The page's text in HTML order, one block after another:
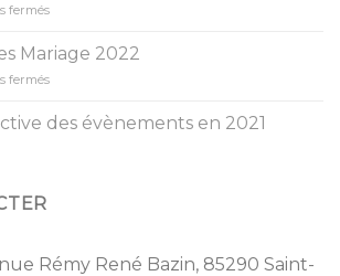
pour
de
ferméssur
Shower
Gender
Mariage 2022
ferméssur
Mariage
des évènements en 2021
Rémy René Bazin, 85290 Saint-